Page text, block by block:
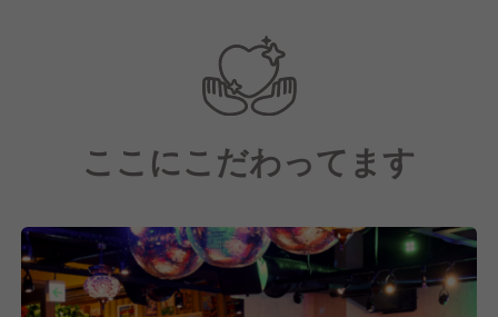
チームの一体感が自慢です◎
・「とにかく盛り上げるのが仕事！毎日がイベントみ
・「誕生日のサプライズでお客さんが喜んでくれる瞬
間が最高！」
・「明るい雰囲気だから新人でもすぐ馴染めます」
ここにこだわってます